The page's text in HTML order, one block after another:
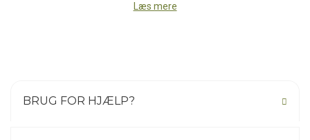
Læs mere
BRUG FOR HJÆLP?